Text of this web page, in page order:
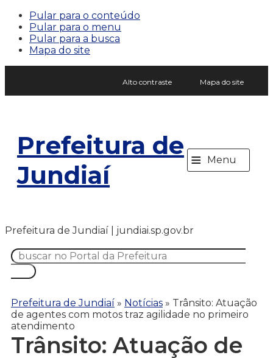
Pular para o conteúdo
Pular para o menu
Pular para a busca
Mapa do site
Alto contraste Mapa do site
Prefeitura de
Jundiaí
≡ Menu
Prefeitura de Jundiaí | jundiai.sp.gov.br
Prefeitura de Jundiaí » Notícias » Trânsito: Atuação
de agentes com motos traz agilidade no primeiro
atendimento
Trânsito: Atuação de